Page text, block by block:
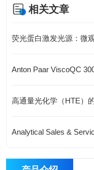
相关文章
荧光蛋白激发光源：微